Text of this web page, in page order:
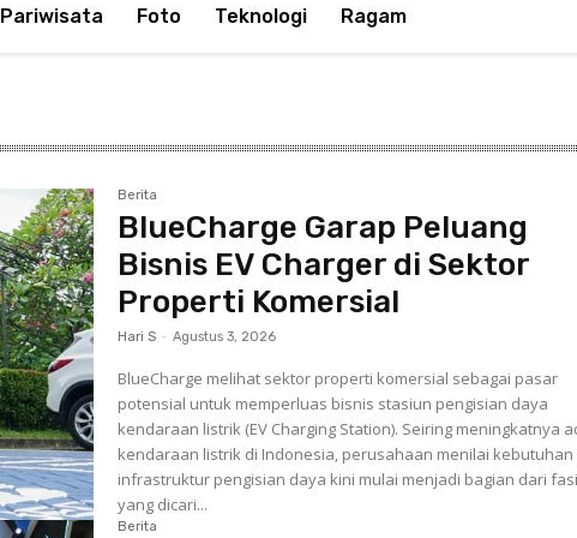
Pariwisata Foto Teknologi Ragam
Berita
BlueCharge Garap Peluang
Bisnis EV Charger di Sektor
Properti Komersial
Hari S - Agustus 3, 2026
BlueCharge melihat sektor properti komersial sebagai pasar
potensial untuk memperluas bisnis stasiun pengisian daya
kendaraan listrik (EV Charging Station). Seiring meningkatnya adopsi
kendaraan listrik di Indonesia, perusahaan menilai kebutuhan
infrastruktur pengisian daya kini mulai menjadi bagian dari
yang dicari...
Berita